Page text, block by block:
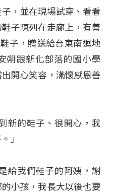
，並在現場試穿、看看
子陳列在走廊上，有善
子，贈送給台東南迴地
朔跟新化部落的國小學
開心笑容，滿懷感恩善
新的鞋子、很開心，我
」
給我們鞋子的阿姨，謝
小孩，我長大以後也要